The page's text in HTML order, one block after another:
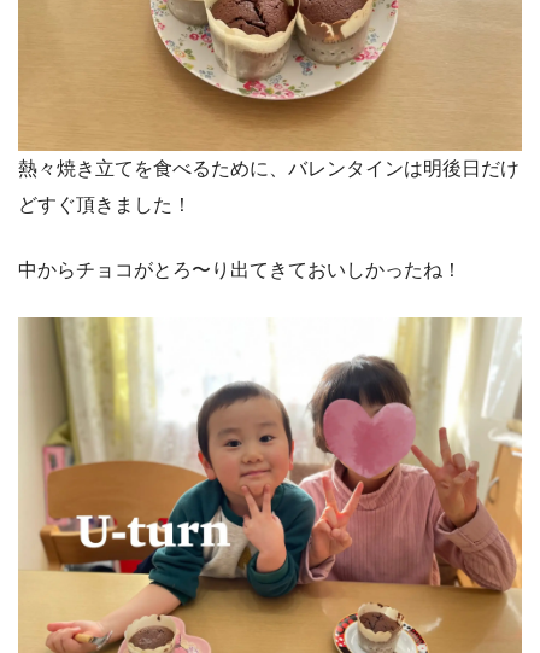
熱々焼き立てを食べるために、バレンタインは明後日だけ
どすぐ頂きました！
中からチョコがとろ〜り出てきておいしかったね！